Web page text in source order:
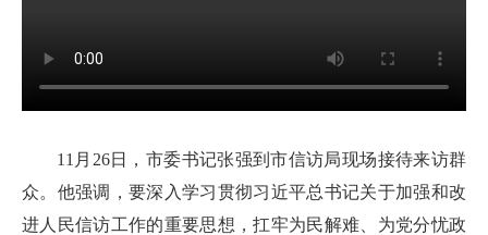
11月26日，市委书记张强到市信访局现场接待来访群
众。他强调，要深入学习贯彻习近平总书记关于加强和改
进人民信访工作的重要思想，扛牢为民解难、为党分忧政